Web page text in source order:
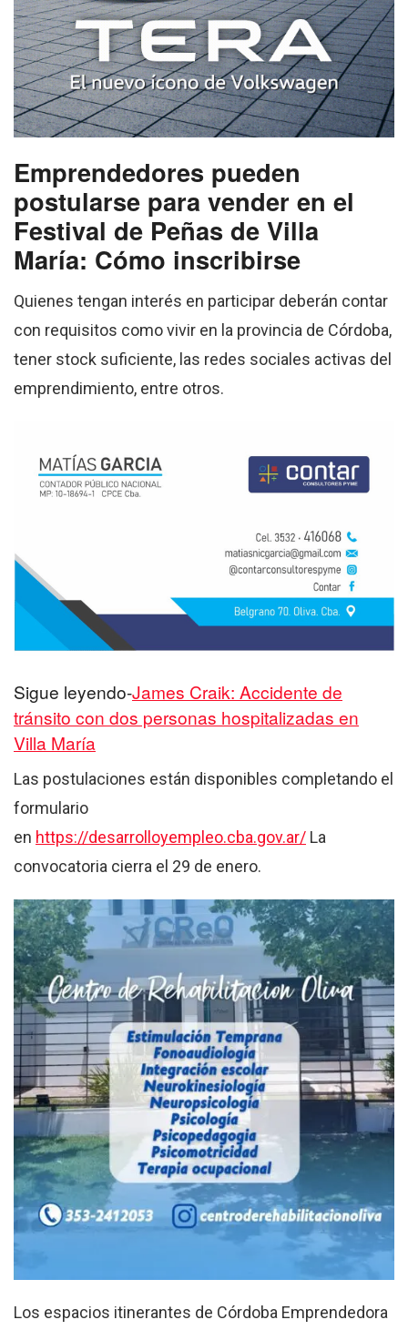
Emprendedores pueden
postularse para vender en el
Festival de Peñas de Villa
María: Cómo inscribirse
Quienes tengan interés en participar deberán contar
con requisitos como vivir en la provincia de Córdoba,
tener stock suficiente, las redes sociales activas del
emprendimiento, entre otros.
Sigue leyendo-James Craik: Accidente de
tránsito con dos personas hospitalizadas en
Villa María
Las postulaciones están disponibles completando el
formulario
en https://desarrolloyempleo.cba.gov.ar/ La
convocatoria cierra el 29 de enero.
Los espacios itinerantes de Córdoba Emprendedora